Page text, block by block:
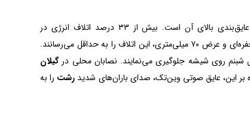
، قابلیت عایق‌بندی بالای آن است. بیش از ۳۳ درصد اتلاف انرژی در
از طریق درب و پنجره رخ می‌دهد، اما پروفیل‌های UPVC وین‌تک با ساختار ۵ حفره‌ای و عرض ۷۰ میلی‌متری، این اتلاف را به حداقل می‌رسانند.
شبنم روی شیشه جلوگیری می‌نمایند. نصابان محلی درگیلان
رشت را به